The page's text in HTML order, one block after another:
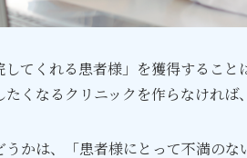
てくれる患者様」を獲得するこ
くなるクリニックを作らなければ
かは、「患者様にとって不満の